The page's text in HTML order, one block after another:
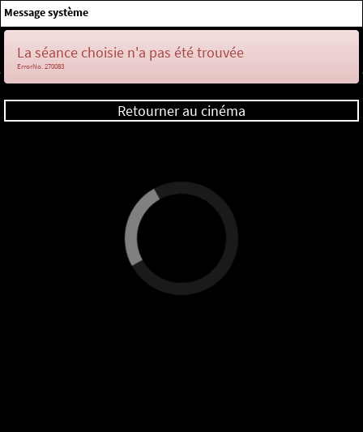
Message système
La séance choisie n'a pas été trouvée
ErrorNo. 270083
Retourner au cinéma